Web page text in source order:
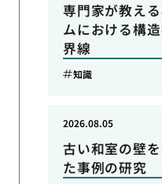
専門家が教え
ムにおける構
界線
知識
古い和室の壁
た事例の研究
2026.08.05